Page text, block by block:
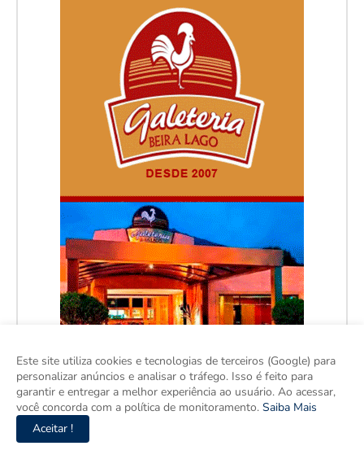
Este site utiliza cookies e tecnologias de terceiros (Google) para
personalizar anúncios e analisar o tráfego. Isso é feito para
garantir e entregar a melhor experiência ao usuário. Ao acessar,
você concorda com a política de monitoramento. Saiba Mais
Aceitar !